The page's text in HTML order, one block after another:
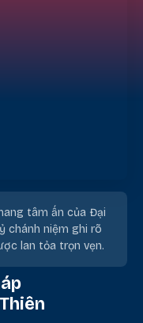
tâm ấn của Đại
chánh niệm ghi rõ
lan tỏa trọn vẹn.